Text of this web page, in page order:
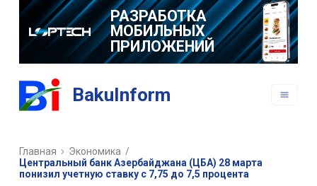
РАЗРАБОТКА
МОБИЛЬНЫХ
ПРИЛОЖЕНИЙ
BakuInform
Главная Экономика /
Центральный банк Азербайджана (ЦБА) 28 марта
понизил учетную ставку с 7,75 до 7,5 процента